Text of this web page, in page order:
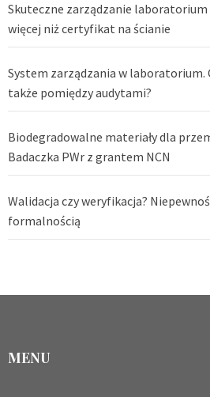
Skuteczne zarządzanie
więcej niż certyfikat na ścianie
System zarządzania w laboratorium.
także pomiędzy audytami?
Biodegradowalne materiały dla
Badaczka PWr z grantem NCN
Walidacja czy weryfikacja?
formalnością
MENU